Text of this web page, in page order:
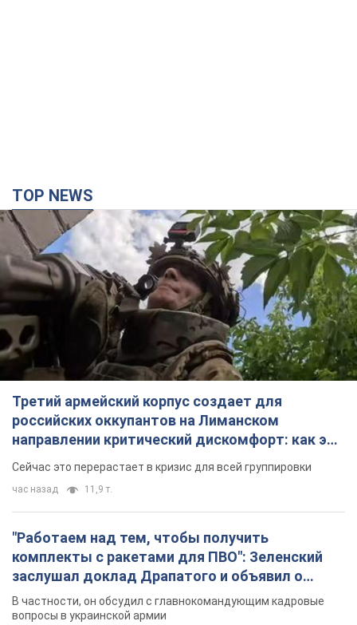
Третий армейский корпус создает для
российских оккупантов на Лиманском
направлении критический дискомфорт: как это
удалось
Сейчас это перерастает в кризис для всей группировки
час назад 11,9 т.
"Работаем над тем, чтобы получить
комплекты с ракетами для ПВО": Зеленский
заслушал доклад Драпатого и объявил о
новых мерах
В частности, он обсудил с главнокомандующим кадровые
В оккупированной Ялте прогремели мощные
взрывы: поднимается черный дым. Фото и
видео
4 часа назад 5,8 т.